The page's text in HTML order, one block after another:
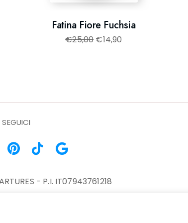
Fatina Fiore Fuchsia
€25,00 €14,90
SEGUICI
- P.I. IT07943761218